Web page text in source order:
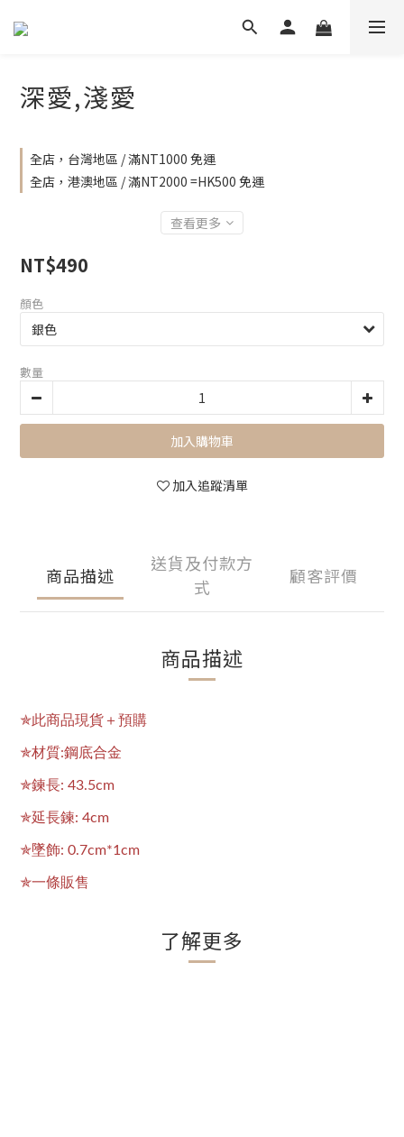
深愛,淺愛
全店，台灣地區 / 滿NT1000 免運
全店，港澳地區 / 滿NT2000 =HK500 免運
查看更多
NT$490
顏色
數量
加入購物車
加入追蹤清單
商品描述
送貨及付款方
式
顧客評價
商品描述
✯此商品現貨＋預購
✯材質:鋼底合金
✯鍊長: 43.5cm
✯延長鍊: 4cm
✯墜飾: 0.7cm*1cm
✯一條販售
了解更多